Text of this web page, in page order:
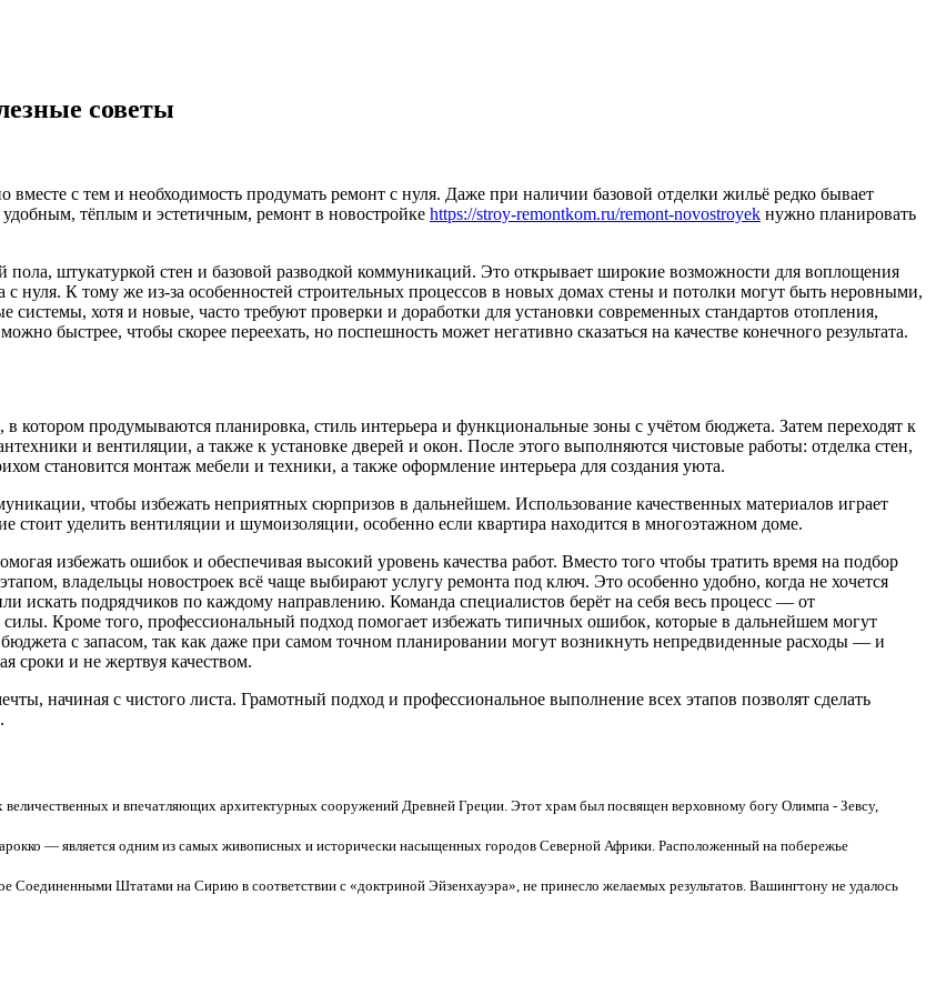
советы
с тем и необходимость продумать ремонт с нуля. Даже при наличии базовой отделки жильё редко бывает
тёплым и эстетичным, ремонт в новостройке https://stroy-remontkom.ru/remont-novostroyek нужно планировать
штукатуркой стен и базовой разводкой коммуникаций. Это открывает широкие возможности для воплощения
нуля. К тому же из-за особенностей строительных процессов в новых домах стены и потолки могут быть неровными,
хотя и новые, часто требуют проверки и доработки для установки современных стандартов отопления,
быстрее, чтобы скорее переехать, но поспешность может негативно сказаться на качестве конечного результата.
котором продумываются планировка, стиль интерьера и функциональные зоны с учётом бюджета. Затем переходят к
и вентиляции, а также к установке дверей и окон. После этого выполняются чистовые работы: отделка стен,
становится монтаж мебели и техники, а также оформление интерьера для создания уюта.
чтобы избежать неприятных сюрпризов в дальнейшем. Использование качественных материалов играет
стоит уделить вентиляции и шумоизоляции, особенно если квартира находится в многоэтажном доме.
избежать ошибок и обеспечивая высокий уровень качества работ. Вместо того чтобы тратить время на подбор
владельцы новостроек всё чаще выбирают услугу ремонта под ключ. Это особенно удобно, когда не хочется
искать подрядчиков по каждому направлению. Команда специалистов берёт на себя весь процесс — от
Кроме того, профессиональный подход помогает избежать типичных ошибок, которые в дальнейшем могут
с запасом, так как даже при самом точном планировании могут возникнуть непредвиденные расходы — и
сроки и не жертвуя качеством.
начиная с чистого листа. Грамотный подход и профессиональное выполнение всех этапов позволят сделать
и впечатляющих архитектурных сооружений Древней Греции. Этот храм был посвящен верховному богу Олимпа - Зевсу,
— является одним из самых живописных и исторически насыщенных городов Северной Африки. Расположенный на побережье
Соединенными Штатами на Сирию в соответствии с «доктриной Эйзенхауэра», не принесло желаемых результатов. Вашингтону не удалось